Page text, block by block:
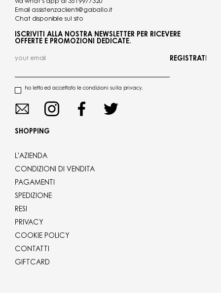
via what's app al 3519977320
Email assistenzaclienti@gaballo.it
Chat disponibile sul sito
ISCRIVITI ALLA NOSTRA NEWSLETTER PER RICEVERE
OFFERTE E PROMOZIONI DEDICATE.
ho letto ed accettato le condizioni sulla privacy.
REGISTRATI
SHOPPING
L'AZIENDA
CONDIZIONI DI VENDITA
PAGAMENTI
SPEDIZIONE
RESI
PRIVACY
COOKIE POLICY
CONTATTI
GIFTCARD